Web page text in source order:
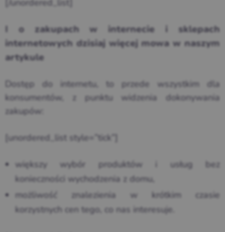
[/unordered_list]
I o zakupach w internecie i sklepach
internetowych dzisiaj więcej mowa w naszym
artykule
Dostęp do internetu, to przede wszystkim dla
konsumentów, z punktu widzenia dokonywania
zakupów:
[unordered_list style=”tick”]
większy wybór produktów i usług bez
konieczności wychodzenia z domu,
możliwość znalezienia w krótkim czasie
korzystnych cen tego, co nas interesuje.